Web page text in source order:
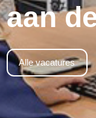
aan
Alle vacatures